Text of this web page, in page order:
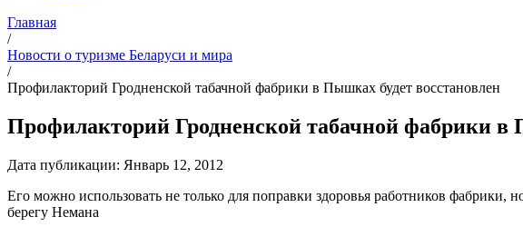
Главная
/
Новости о туризме Беларуси и мира
/
Профилакторий Гродненской табачной фабрики в Пышках будет восстановлен
Профилакторий Гродненской табачной фабрики в
Дата публикации: Январь 12, 2012
Его можно использовать не только для поправки здоровья работников
берегу Немана